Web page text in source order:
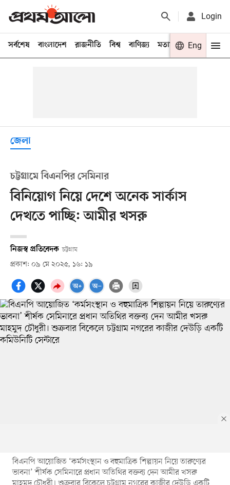
Login
সর্বশেষ বাংলাদেশ রাজনীতি বিশ্ব বাণিজ্য মতামত খেলা
Eng
জেলা
চট্টগ্রামে বিএনপির সেমিনার
বিনিয়োগ নিয়ে দেশে অনেক সার্কাস
দেখতে পাচ্ছি: আমীর খসরু
নিজস্ব প্রতিবেদক চট্টগ্রাম
প্রকাশ: ০৯ মে ২০২৫, ১৬: ১৯
বিএনপি আয়োজিত ‘কর্মসংস্থান ও বহুমাত্রিক শিল্পায়ন নিয়ে তারুণ্যের
ভাবনা’ শীর্ষক সেমিনারে প্রধান অতিথির বক্তব্য দেন আমীর খসরু